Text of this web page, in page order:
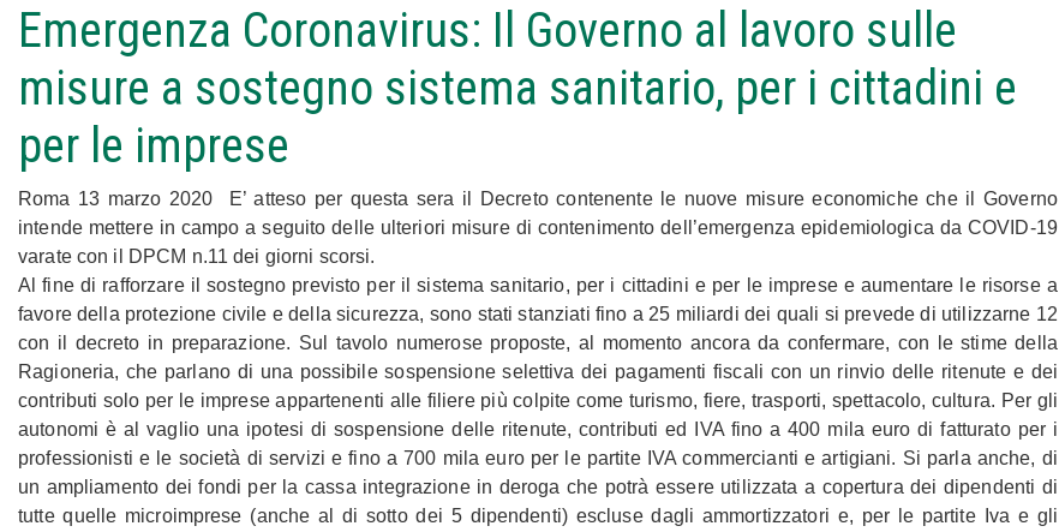
Emergenza Coronavirus: Il Governo al lavoro sulle
misure a sostegno sistema sanitario, per i cittadini e
per le imprese
Roma 13 marzo 2020 E’ atteso per questa sera il Decreto contenente le nuove misure economiche che il Governo
intende mettere in campo a seguito delle ulteriori misure di contenimento dell’emergenza epidemiologica da COVID-19
varate con il DPCM n.11 dei giorni scorsi.
Al fine di rafforzare il sostegno previsto per il sistema sanitario, per i cittadini e per le imprese e aumentare le risorse a
favore della protezione civile e della sicurezza, sono stati stanziati fino a 25 miliardi dei quali si prevede di utilizzarne 12
con il decreto in preparazione. Sul tavolo numerose proposte, al momento ancora da confermare, con le stime della
Ragioneria, che parlano di una possibile sospensione selettiva dei pagamenti fiscali con un rinvio delle ritenute e dei
contributi solo per le imprese appartenenti alle filiere più colpite come turismo, fiere, trasporti, spettacolo, cultura. Per gli
autonomi è al vaglio una ipotesi di sospensione delle ritenute, contributi ed IVA fino a 400 mila euro di fatturato per i
professionisti e le società di servizi e fino a 700 mila euro per le partite IVA commercianti e artigiani. Si parla anche, di
un ampliamento dei fondi per la cassa integrazione in deroga che potrà essere utilizzata a copertura dei dipendenti di
tutte quelle microimprese (anche al di sotto dei 5 dipendenti) escluse dagli ammortizzatori e, per le partite Iva e gli